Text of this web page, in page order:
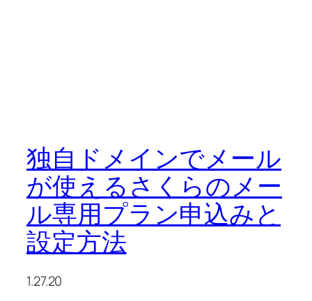
独自ドメインでメール
が使えるさくらのメー
ル専用プラン申込みと
設定方法
1.27.20